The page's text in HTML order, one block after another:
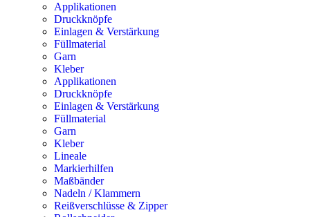
Applikationen
Druckknöpfe
Einlagen & Verstärkung
Füllmaterial
Garn
Kleber
Applikationen
Druckknöpfe
Einlagen & Verstärkung
Füllmaterial
Garn
Kleber
Lineale
Markierhilfen
Maßbänder
Nadeln / Klammern
Reißverschlüsse & Zipper